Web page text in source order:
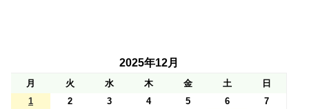
2025年12月
月 火 水 木 金 土
日
1
2 3 4 5 6
7